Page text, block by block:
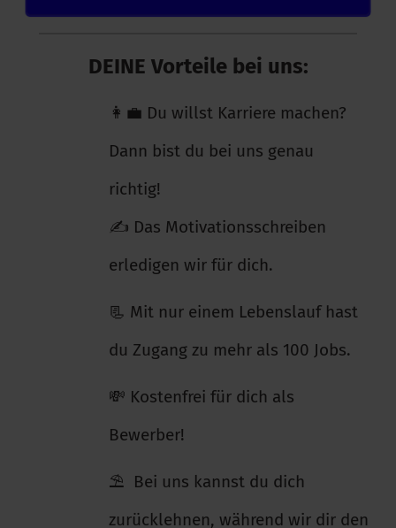
DEINE Vorteile bei uns:
👩‍💼 Du willst Karriere machen?
Dann bist du bei uns genau
richtig!
✍️ Das Motivationsschreiben
erledigen wir für dich.
📃 Mit nur einem Lebenslauf hast
du Zugang zu mehr als 100 Jobs.
💸 Kostenfrei für dich als
Bewerber!
⛱ Bei uns kannst du dich
zurücklehnen, während wir dir den